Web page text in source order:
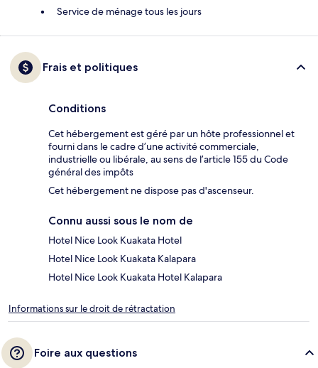
Service de ménage tous les jours
Frais et politiques
Conditions
Cet hébergement est géré par un hôte professionnel et
fourni dans le cadre d’une activité commerciale,
industrielle ou libérale, au sens de l’article 155 du Code
général des impôts
Cet hébergement ne dispose pas d'ascenseur.
Connu aussi sous le nom de
Hotel Nice Look Kuakata Hotel
Hotel Nice Look Kuakata Kalapara
Hotel Nice Look Kuakata Hotel Kalapara
Informations sur le droit de rétractation
Foire aux questions